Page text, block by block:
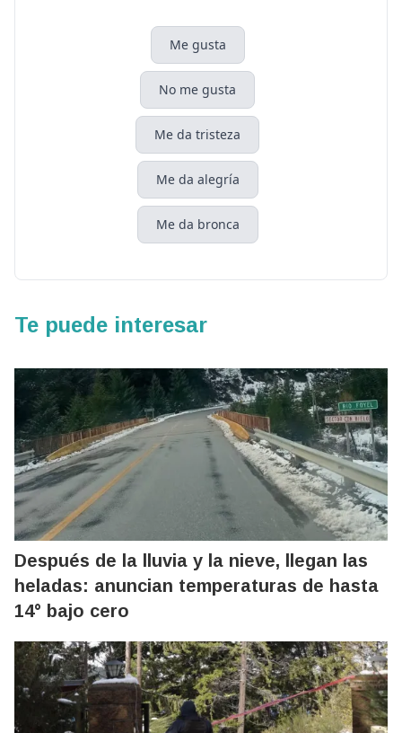
Me gusta
No me gusta
Me da tristeza
Me da alegría
Me da bronca
Te puede interesar
Después de la lluvia y la nieve, llegan las
heladas: anuncian temperaturas de hasta
14° bajo cero